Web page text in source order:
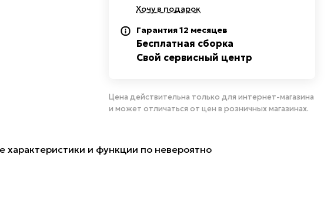
Хочу в подарок
Гарантия 12 месяцев
Бесплатная сборка
Свой сервисный центр
Цена действительна только для интернет-магазина
и может отличаться от цен в розничных магазинах.
характеристики и функции по невероятно